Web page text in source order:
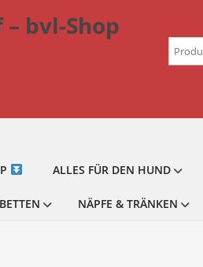
bvl-Shop
Suchen
nach:
ALLES FÜR DEN HUND
NÄPFE & TRÄNKEN